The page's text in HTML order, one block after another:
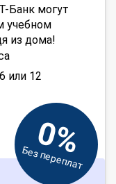
Банк могут
учебном
из дома!
или 12
0%
Без переплат